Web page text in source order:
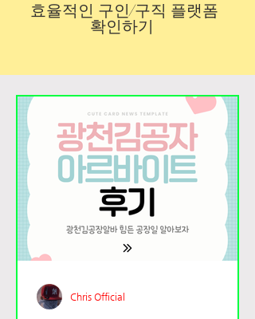
효율적인 구인/구직 플랫폼
확인하기
Chris Official